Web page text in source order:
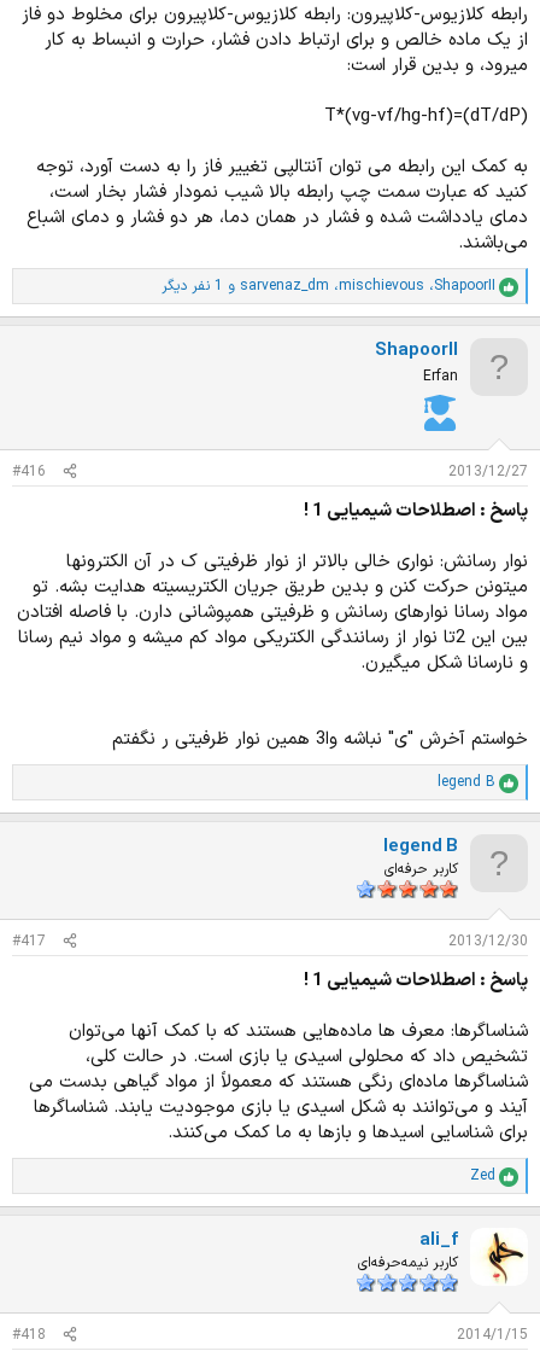
رابطه کلازیوس-کلاپیرون: رابطه کلازیوس-کلاپیرون برای مخلوط دو فاز
از یک ماده خالص و برای ارتباط دادن فشار، حرارت و انبساط به کار
میرود، و بدین قرار است:
(dT/dP)=T*(vg-vf/hg-hf)
به کمک این رابطه می توان آنتالپی تغییر فاز را به دست آورد، توجه
کنید که عبارت سمت چپ رابطه بالا شیب نمودار فشار بخار است،
دمای یادداشت شده و فشار در همان دما، هر دو فشار و دمای اشباع
می‌باشند.
ا
م
:
ShapoorII، mischievous، sarvenaz_dm و 1 نفر دیگر
ShapoorII
Erfan
2013/12/27
#416
پاسخ : اصطلاحات شیمیایی 1 !
نوار رسانش: نواری خالی بالاتر از نوار ظرفیتی ک در آن الکترونها
میتونن حرکت کنن و بدین طریق جریان الکتریسیته هدایت بشه. تو
مواد رسانا نوارهای رسانش و ظرفیتی همپوشانی دارن. با فاصله افتادن
بین این 2تا نوار از رسانندگی الکتریکی مواد کم میشه و مواد نیم رسانا
و نارسانا شکل میگیرن.
خواستم آخرش "ی" نباشه وا3 همین نوار ظرفیتی ر نگفتم
ا
م
ت
:
legend B
legend B
کاربر حرفه‌ای
2013/12/30
#417
پاسخ : اصطلاحات شیمیایی 1 !
شناساگرها: معرف ها ماده‌هایی هستند که با کمک آنها می‌توان
تشخیص داد که محلولی اسیدی یا بازی است. در حالت کلی،
شناساگرها ماده‌ای رنگی هستند که معمولاً از مواد گیاهی بدست می
آیند و می‌توانند به شکل اسیدی یا بازی موجودیت یابند. شناساگرها
برای شناسایی اسیدها و بازها به ما کمک می‌کنند.
ا
م
ت
ا
ت
Zed
ali_f
کاربر نیمه‌حرفه‌ای
2014/1/15
#418